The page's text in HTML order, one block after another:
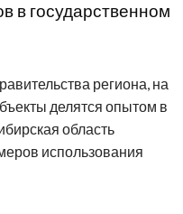
в государственном
региона, на
делятся опытом в
область
использования